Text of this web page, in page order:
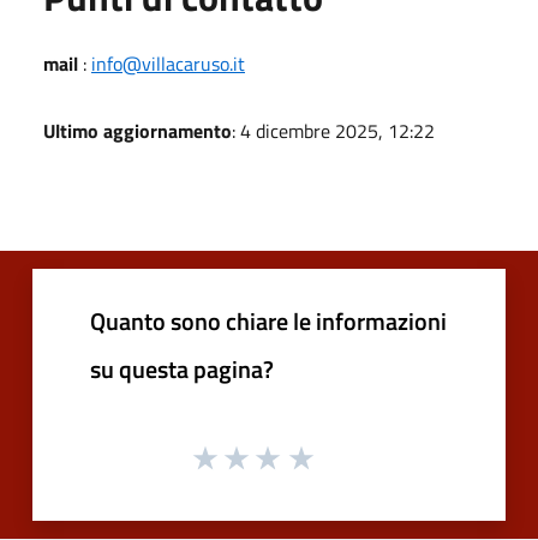
mail : info@villacaruso.it
Ultimo aggiornamento: 4 dicembre 2025, 12:22
Quanto sono chiare le informazioni
su questa pagina?